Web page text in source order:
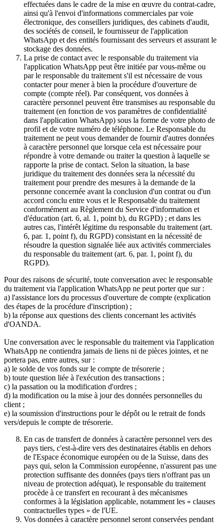
effectuées dans le cadre de la mise en œuvre du contrat-cadre,
ainsi qu'à l'envoi d'informations commerciales par voie
électronique, des conseillers juridiques, des cabinets d'audit,
des sociétés de conseil, le fournisseur de l'application
WhatsApp et des entités fournissant des serveurs et assurant le
stockage des données.
La prise de contact avec le responsable du traitement via
l'application WhatsApp peut être initiée par vous-même ou
par le responsable du traitement s'il est nécessaire de vous
contacter pour mener à bien la procédure d'ouverture de
compte (compte réel). Par conséquent, vos données à
caractère personnel peuvent être transmises au responsable du
traitement (en fonction de vos paramètres de confidentialité
dans l'application WhatsApp) sous la forme de votre photo de
profil et de votre numéro de téléphone. Le Responsable du
traitement ne peut vous demander de fournir d'autres données
à caractère personnel que lorsque cela est nécessaire pour
répondre à votre demande ou traiter la question à laquelle se
rapporte la prise de contact. Selon la situation, la base
juridique du traitement des données sera la nécessité du
traitement pour prendre des mesures à la demande de la
personne concernée avant la conclusion d'un contrat ou d'un
accord conclu entre vous et le Responsable du traitement
conformément au Règlement du Service d'information et
d'éducation (art. 6, al. 1, point b), du RGPD) ; et dans les
autres cas, l'intérêt légitime du responsable du traitement (art.
6, par. 1, point f), du RGPD) consistant en la nécessité de
résoudre la question signalée liée aux activités commerciales
du responsable du traitement (art. 6, par. 1, point f), du
RGPD).
Pour des raisons de sécurité, toute conversation avec le responsable
du traitement via l'application WhatsApp ne peut porter que sur :
a) l'assistance lors du processus d'ouverture de compte (explication
des étapes de la procédure d'inscription) ;
b) la réponse aux questions des clients concernant les activités
d'OANDA.
Une conversation avec le responsable du traitement via l'application
WhatsApp ne contiendra jamais de liens ni de pièces jointes, et ne
portera pas, entre autres, sur :
a) le solde de vos fonds sur le compte de trésorerie ;
b) toute question liée à l'exécution des transactions ;
c) la passation ou la modification d'ordres ;
d) la modification ou la mise à jour des données personnelles du
client ;
e) la soumission d'instructions pour le dépôt ou le retrait de fonds
vers/depuis le compte de trésorerie.
En cas de transfert de données à caractère personnel vers des
pays tiers, c'est-à-dire vers des destinataires établis en dehors
de l'Espace économique européen ou de la Suisse, dans des
pays qui, selon la Commission européenne, n'assurent pas une
protection suffisante des données (pays tiers n'offrant pas un
niveau de protection adéquat), le responsable du traitement
procède à ce transfert en recourant à des mécanismes
conformes à la législation applicable, notamment les « clauses
contractuelles types » de l'UE.
Vos données à caractère personnel seront conservées pendant